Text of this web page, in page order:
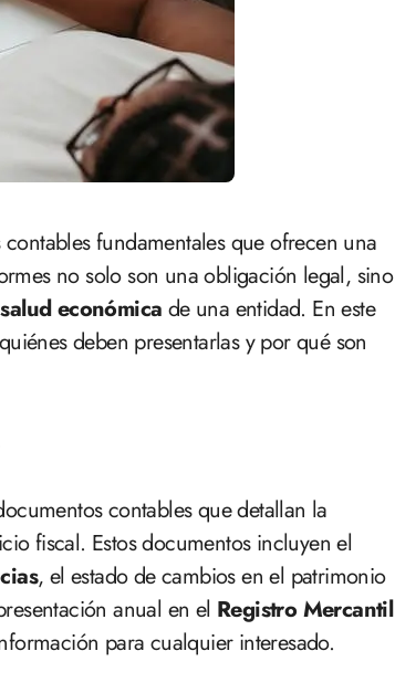
no solo son una obligación legal, sino
salud económica de una entidad. En este
deben presentarlas y por qué son
contables que detallan la
fiscal. Estos documentos incluyen el
, el estado de cambios en el patrimonio
anual en el Registro Mercantil
para cualquier interesado.